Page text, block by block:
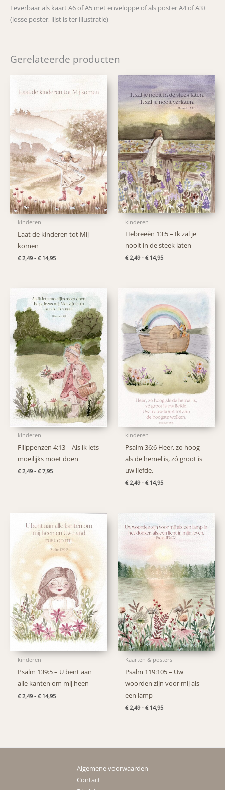
Leverbaar als kaart A6 of A5 met enveloppe of als poster A4 of A3+
(losse poster, lijst is ter illustratie)
Gerelateerde producten
kinderen
Laat de kinderen tot Mij
komen
€2,49 - €14,95Prijsklasse:
kinderen
Hebreeën 13:5 – Ik zal je
nooit in de steek laten
€2,49 - €14,95Prijsklasse:
kinderen
Filippenzen 4:13 – Als ik iets
moeilijks moet doen
€2,49 - €7,95Prijsklasse:
kinderen
Psalm 36:6 Heer, zo hoog
als de hemel is, zó groot is
uw liefde.
€2,49 - €14,95Prijsklasse:
kinderen
Psalm 139:5 – U bent aan
alle kanten om mij heen
€2,49 - €14,95Prijsklasse:
Kaarten & posters
Psalm 119:105 – Uw
woorden zijn voor mij als
een lamp
€2,49 - €14,95Prijsklasse:
Algemene voorwaarden
Contact